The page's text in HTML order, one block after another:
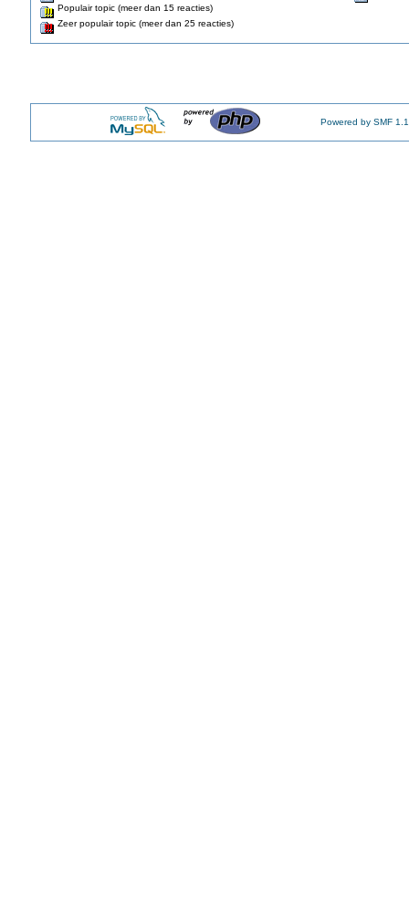
Populair topic (meer dan 15 reacties)
Zeer populair topic (meer dan 25 reacties)
Powered by SMF